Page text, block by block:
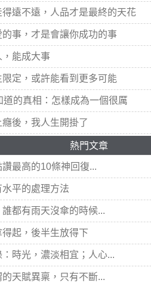
遠不遠，人品才是最終的天花
事，才是會讓你成功的事
能成大事
定，或許能看到更多可能
道的真相：怎樣成為一個很厲
後，我人生開掛了
熱門文章
最高的10條神回復...
平的處理方法
誰都有雨天沒傘的時候...
得起，後半生放得下
時光，濃淡相宜；人心...
的天賦異稟，只有不斷...